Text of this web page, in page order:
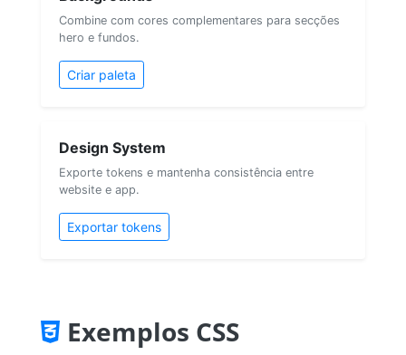
Combine com cores complementares para secções
hero e fundos.
Criar paleta
Design System
Exporte tokens e mantenha consistência entre
website e app.
Exportar tokens
Exemplos CSS